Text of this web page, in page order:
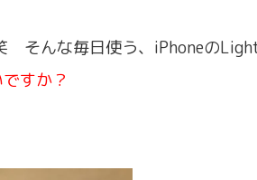
そんな毎日使う、iPhoneの
すか？